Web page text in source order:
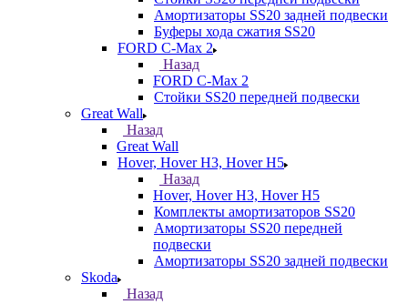
Амортизаторы SS20 задней подвески
Буферы хода сжатия SS20
FORD C-Max 2
Назад
FORD C-Max 2
Стойки SS20 передней подвески
Great Wall
Назад
Great Wall
Hover, Hover H3, Hover H5
Назад
Hover, Hover H3, Hover H5
Комплекты амортизаторов SS20
Амортизаторы SS20 передней
подвески
Амортизаторы SS20 задней подвески
Skoda
Назад